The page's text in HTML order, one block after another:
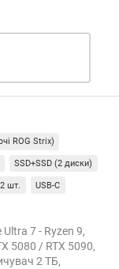
ROG Strix)
SSD+SSD (2 диски)
шт. USB-C
7 - Ryzen 9,
5080 / RTX 5090,
2 ТБ,